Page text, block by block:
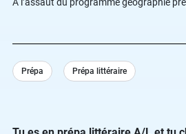
Prépa Prépa littéraire